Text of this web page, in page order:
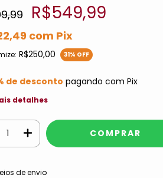
R$549,99
com Pix
R$250,00 31% OFF
de desconto pagando com Pix
detalhes
para o CEP:
de envio